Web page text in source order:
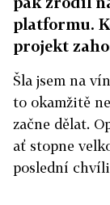
platformu.
projekt
Šla jsem na
to okamžitě
začne dělat.
ať stopne
poslední